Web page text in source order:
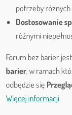
potrzeby
Dostosowanie
różnymi
Forum bez barier
barier, w ramach
odbędzie się
Więcej informacji